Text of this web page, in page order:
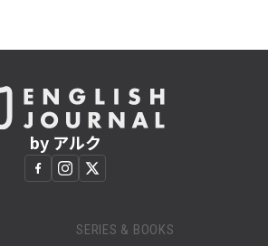
by アルク
SERIES & BOOKS